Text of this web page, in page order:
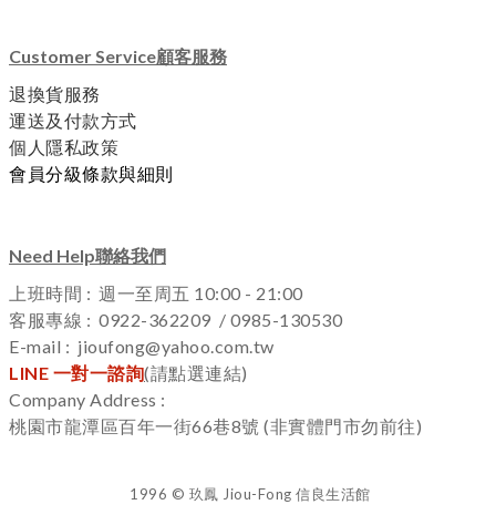
Customer Service顧客服務
退換貨服務
運送及付款方式
個人隱私政策
會員分級條款與細則
Need Help聯絡我們
上班時間 : 週一至周五 10:00 - 21:00
客服專線 : 0922-362209 / 0985-130530
E-mail : jioufong@yahoo.com.tw
LINE 一對一諮詢(請點選連結)
Company Address :
桃園市龍潭區百年一街66巷8號 (非實體門市勿前往)
1996 © 玖鳳 Jiou-Fong 信良生活館